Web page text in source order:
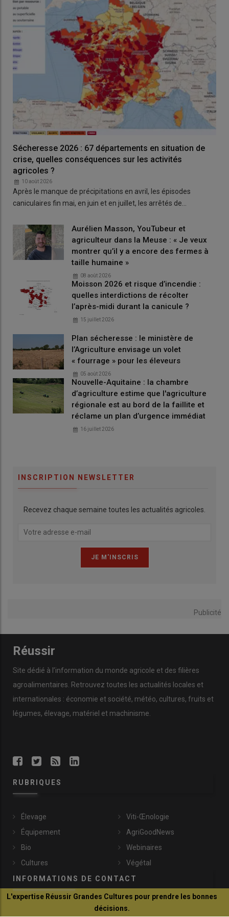
ces partenaires[privés], nous sommes en train de construire un
pool d’appui
». Pour rappel, un arbitrage est attendu
concernant la redistribution du reste del'enveloppe de
reliquats d'aides à la bio non consommées pour 2025, 2026
et 2027, estimée à 120 millions d’euros par an. Le 12 mai, Annie
Genevard avait annoncé la destination d'une première partie
de l'enveloppe :
40 M€ sont d'ores et déjà fléchés vers les
Mesures agroenvironnementales (MAEC)
Retailleau, Tondelier et Attal passent
leur premier oral face aux Jeunes agriculteurs
Sécheresse 2026 : 67 départements en situation de
crise, quelles conséquences sur les activités
agricoles ?
10 août 2026
Après le manque de précipitations en avril, les épisodes
caniculaires fin mai, en juin et en juillet, les arrêtés de…
Aurélien Masson, YouTubeur et
agriculteur dans la Meuse : « Je veux
montrer qu’il y a encore des fermes à
taille humaine »
08 août 2026
Moisson 2026 et risque d’incendie :
quelles interdictions de récolter
l’après-midi durant la canicule ?
15 juillet 2026
Plan sécheresse : le ministère de
l’Agriculture envisage un volet
« fourrage » pour les éleveurs
05 août 2026
Nouvelle-Aquitaine : la chambre
d’agriculture estime que l'agriculture
régionale est au bord de la faillite et
réclame un plan d’urgence immédiat
16 juillet 2026
INSCRIPTION NEWSLETTER
Recevez chaque semaine toutes les actualités agricoles.
Publicité
Réussir
Site dédié à l’information du monde agricole et des filières
agroalimentaires. Retrouvez toutes les actualités locales et
internationales : économie et société, météo, cultures, fruits et
légumes, élevage, matériel et machinisme.
RUBRIQUES
Élevage
Équipement
Bio
Cultures
Viti-Œnologie
AgriGoodNews
Webinaires
Végétal
INFORMATIONS DE CONTACT
communication@reussir.fr
L'expertise Réussir Grandes Cultures pour prendre les bonnes
décisions.